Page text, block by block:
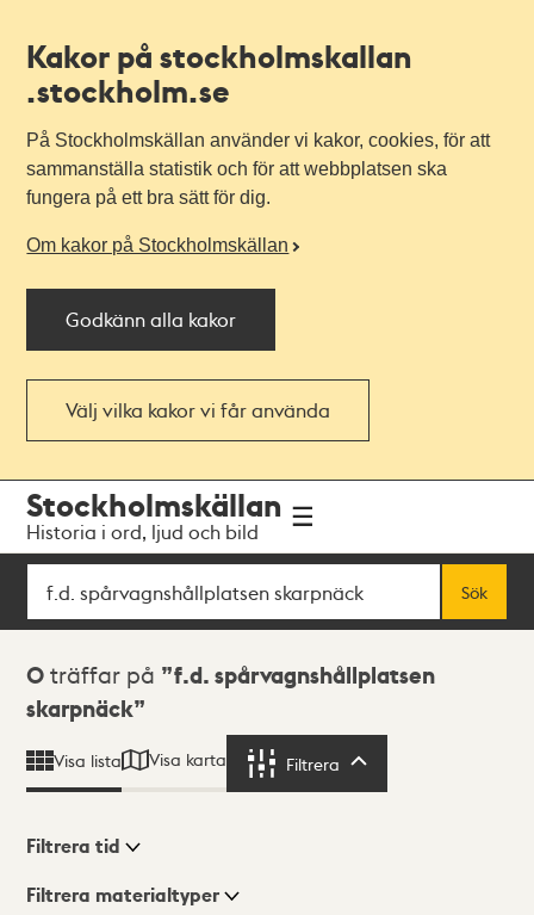
Kakor på stockholmskallan
.stockholm.se
På Stockholmskällan använder vi kakor, cookies, för att
sammanställa statistik och för att webbplatsen ska
fungera på ett bra sätt för dig.
Om kakor på Stockholmskällan
Godkänn alla kakor
Välj vilka kakor vi får använda
navigationen
huvudinnehållet
Stockholmskällan
Historia i ord, ljud och bild
Sök
Sök
Sökresultat
0 träffar på
f.d. spårvagnshållplatsen
skarpnäck
Visa lista Visa karta Filtrera
Visningsläge
Filtrera tid
Filtrera materialtyper